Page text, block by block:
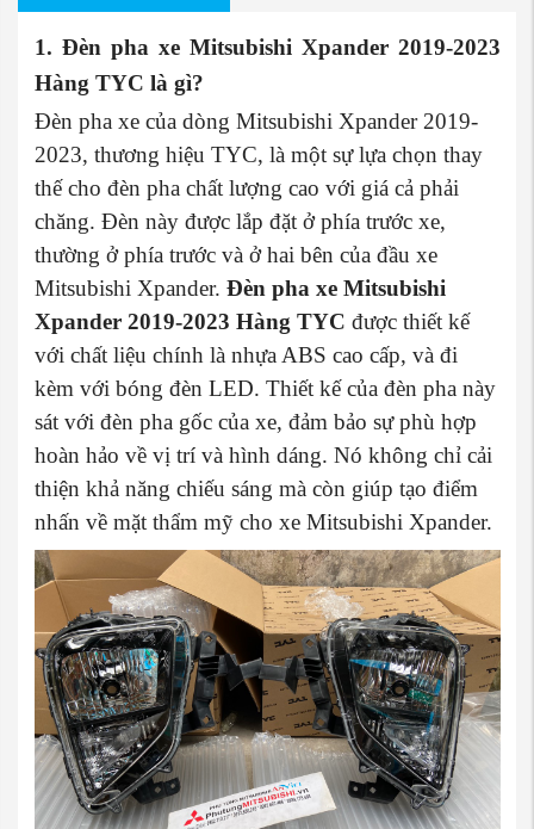
1. Đèn pha xe Mitsubishi Xpander 2019-2023
Hàng TYC là gì?
Đèn pha xe của dòng Mitsubishi Xpander 2019-
2023, thương hiệu TYC, là một sự lựa chọn thay
thế cho đèn pha chất lượng cao với giá cả phải
chăng. Đèn này được lắp đặt ở phía trước xe,
thường ở phía trước và ở hai bên của đầu xe
Mitsubishi Xpander. Đèn pha xe Mitsubishi
Xpander 2019-2023 Hàng TYC được thiết kế
với chất liệu chính là nhựa ABS cao cấp, và đi
kèm với bóng đèn LED. Thiết kế của đèn pha này
sát với đèn pha gốc của xe, đảm bảo sự phù hợp
hoàn hảo về vị trí và hình dáng. Nó không chỉ cải
thiện khả năng chiếu sáng mà còn giúp tạo điểm
nhấn về mặt thẩm mỹ cho xe Mitsubishi Xpander.